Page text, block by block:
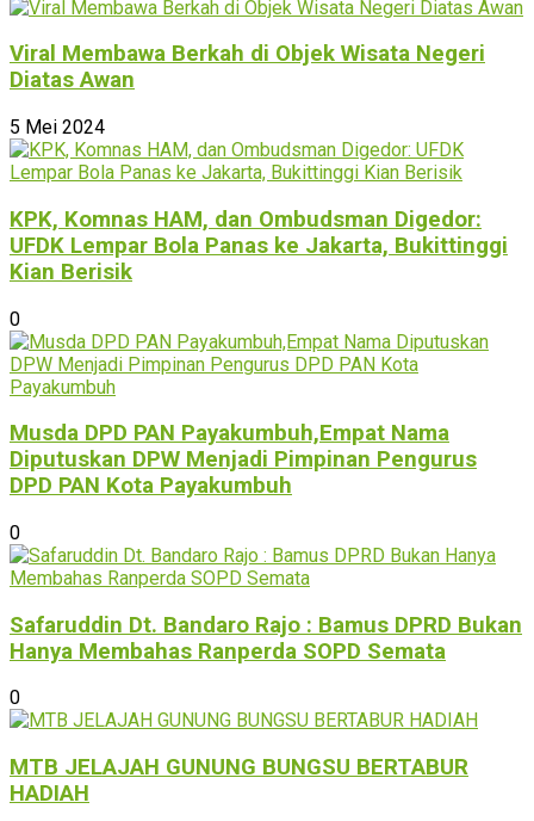
Viral Membawa Berkah di Objek Wisata Negeri
Diatas Awan
5 Mei 2024
KPK, Komnas HAM, dan Ombudsman Digedor:
UFDK Lempar Bola Panas ke Jakarta, Bukittinggi
Kian Berisik
0
Musda DPD PAN Payakumbuh,Empat Nama
Diputuskan DPW Menjadi Pimpinan Pengurus
DPD PAN Kota Payakumbuh
0
Safaruddin Dt. Bandaro Rajo : Bamus DPRD Bukan
Hanya Membahas Ranperda SOPD Semata
0
MTB JELAJAH GUNUNG BUNGSU BERTABUR
HADIAH